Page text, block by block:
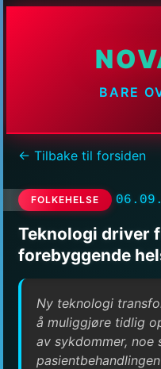
BARE
← Tilbake til forsiden
FOLKEHELSE
Teknologi driver
forebyggende
Ny teknologi
å muliggjøre tidlig
av sykdommer, noe